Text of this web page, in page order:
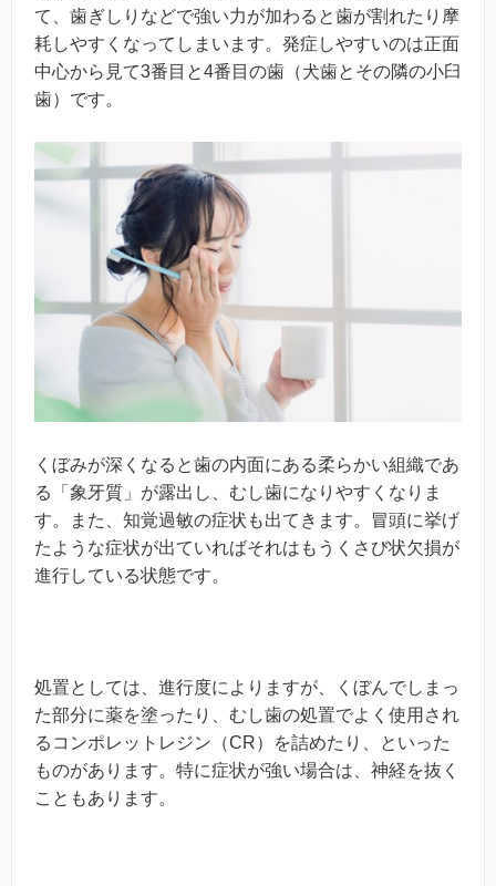
て、歯ぎしりなどで強い力が加わると歯が割れたり摩
耗しやすくなってしまいます。発症しやすいのは正面
中心から見て3番目と4番目の歯（犬歯とその隣の小臼
歯）です。
くぼみが深くなると歯の内面にある柔らかい組織であ
る「象牙質」が露出し、むし歯になりやすくなりま
す。また、知覚過敏の症状も出てきます。冒頭に挙げ
たような症状が出ていればそれはもうくさび状欠損が
進行している状態です。
処置としては、進行度によりますが、くぼんでしまっ
た部分に薬を塗ったり、むし歯の処置でよく使用され
るコンポレットレジン（CR）を詰めたり、といった
ものがあります。特に症状が強い場合は、神経を抜く
こともあります。